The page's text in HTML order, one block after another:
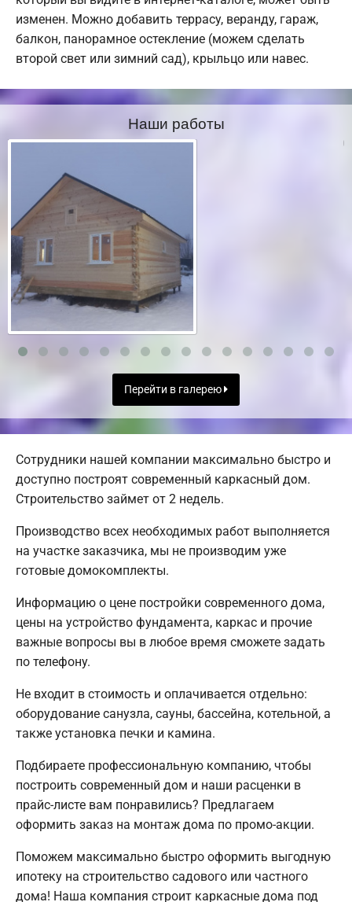
изменен. Можно добавить террасу, веранду, гараж,
балкон, панорамное остекление (можем сделать
второй свет или зимний сад), крыльцо или навес.
Наши работы
Перейти в галерею
Сотрудники нашей компании максимально быстро и
доступно построят современный каркасный дом.
Строительство займет от 2 недель.
Производство всех необходимых работ выполняется
на участке заказчика, мы не производим уже
готовые домокомплекты.
Информацию о цене постройки современного дома,
цены на устройство фундамента, каркас и прочие
важные вопросы вы в любое время сможете задать
по телефону.
Не входит в стоимость и оплачивается отдельно:
оборудование санузла, сауны, бассейна, котельной, а
также установка печки и камина.
Подбираете профессиональную компанию, чтобы
построить современный дом и наши расценки в
прайс-листе вам понравились? Предлагаем
оформить заказ на монтаж дома по промо-акции.
Поможем максимально быстро оформить выгодную
ипотеку на строительство садового или частного
дома! Наша компания строит каркасные дома под